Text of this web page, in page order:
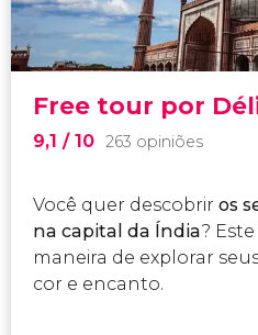
Free tour por
9,1/ 10 263 opiniões
Você quer descobriros
na capital da Índia?
maneira de explorar
cor e encanto.